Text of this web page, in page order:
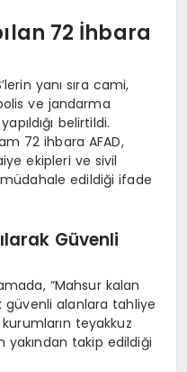
72 İhbara
yanı sıra cami,
ve jandarma
belirtildi.
72 ihbara AFAD,
ekipleri ve sivil
edildiği ifade
Güvenli
“Mahsur kalan
güvenli alanlara tahliye
teyakkuz
takip edildiği